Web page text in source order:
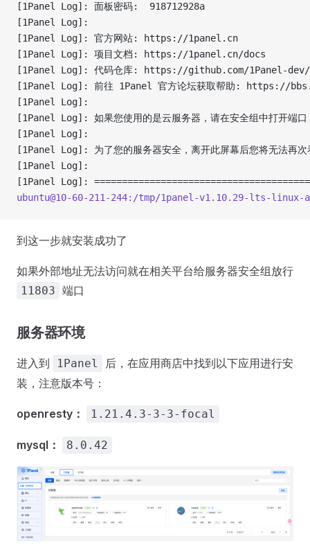
[1Panel Log]: 面板密码:  918712928a
[1Panel Log]:
[1Panel Log]: 官方网站: https://1panel.cn
[1Panel Log]: 项目文档: https://1panel.cn/docs
[1Panel Log]: 代码仓库: https://github.com/1Panel-
[1Panel Log]: 前往 1Panel 官方论坛获取帮助: https://
[1Panel Log]:
[1Panel Log]: 如果您使用的是云服务器，请在安全组中打开端
[1Panel Log]:
[1Panel Log]: 为了您的服务器安全，离开此屏幕后您将无法再
[1Panel Log]:
[1Panel Log]:
ubuntu@10-60-211-244:/tmp/1panel-v1.10.29-lts-linux-
到这一步就安装成功了
如果外部地址无法访问就在相关平台给服务器安全组放行
11803 端口
服务器环境
进入到 1Panel
后，在应用商店中找到以下应用进行安
装，注意版本号：
openresty： 1.21.4.3-3-3-focal
mysql： 8.0.42